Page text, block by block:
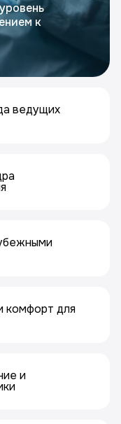
к
ведущих
комфорт для
и